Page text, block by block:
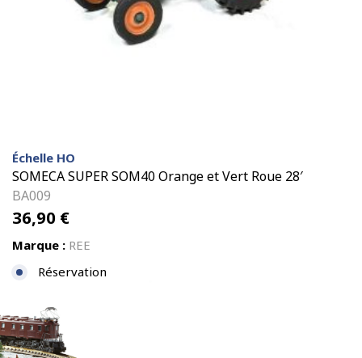
Échelle HO
SOMECA SUPER SOM40 Orange et Vert Roue 28′
BA009
36,90 €
Marque : REE
Réservation